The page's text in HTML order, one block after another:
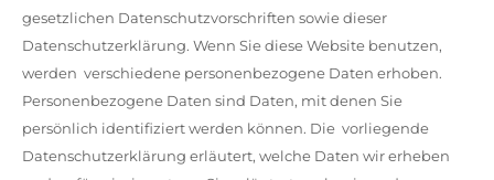
gesetzlichen Datenschutzvorschriften sowie dieser
Datenschutzerklärung. Wenn Sie diese Website benutzen,
werden verschiedene personenbezogene Daten erhoben.
Personenbezogene Daten sind Daten, mit denen Sie
persönlich identifiziert werden können. Die vorliegende
Datenschutzerklärung erläutert, welche Daten wir erheben